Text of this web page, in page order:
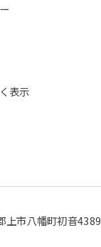
表示
上市八幡町初音4389